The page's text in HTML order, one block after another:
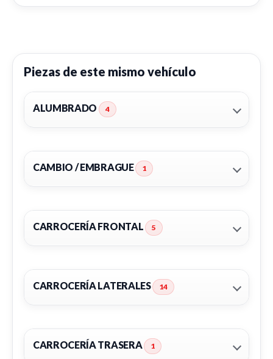
Piezas de este mismo vehículo
ALUMBRADO 4
FARO DERECHO 260101161R usado.
RENAULT TRAFIC III FURGONETA (FG_) 1.6 DCI 115
CAMBIO / EMBRAGUE 1
CARROCERÍA FRONTAL 5
CARROCERÍA LATERALES 14
CARROCERÍA TRASERA 1